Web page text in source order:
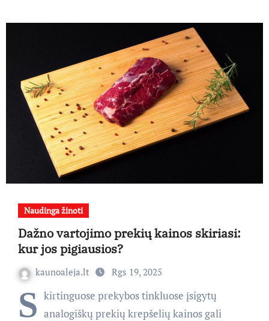
Naudinga žinoti
Dažno vartojimo prekių kainos skiriasi:
kur jos pigiausios?
kaunoaleja.lt Rgs 19, 2025
S kirtinguose prekybos tinkluose įsigytų
analogiškų prekių krepšelių kainos gali